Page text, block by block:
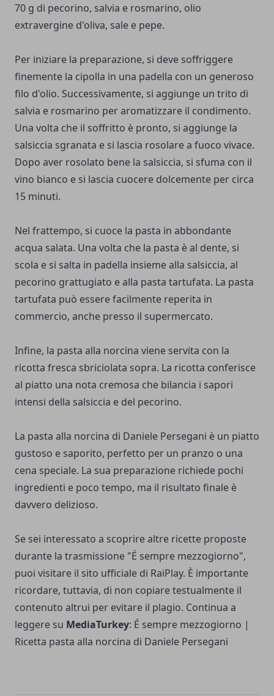
70 g di pecorino, salvia e rosmarino, olio
extravergine d'oliva, sale e pepe.
Per iniziare la preparazione, si deve soffriggere
finemente la cipolla in una padella con un generoso
filo d'olio. Successivamente, si aggiunge un trito di
salvia e rosmarino per aromatizzare il condimento.
Una volta che il soffritto è pronto, si aggiunge la
salsiccia sgranata e si lascia rosolare a fuoco vivace.
Dopo aver rosolato bene la salsiccia, si sfuma con il
vino bianco e si lascia cuocere dolcemente per circa
15 minuti.
Nel frattempo, si cuoce la pasta in abbondante
acqua salata. Una volta che la pasta è al dente, si
scola e si salta in padella insieme alla salsiccia, al
pecorino grattugiato e alla pasta tartufata. La pasta
tartufata può essere facilmente reperita in
commercio, anche presso il supermercato.
Infine, la pasta alla norcina viene servita con la
ricotta fresca sbriciolata sopra. La ricotta conferisce
al piatto una nota cremosa che bilancia i sapori
intensi della salsiccia e del pecorino.
La pasta alla norcina di Daniele Persegani è un piatto
gustoso e saporito, perfetto per un pranzo o una
cena speciale. La sua preparazione richiede pochi
ingredienti e poco tempo, ma il risultato finale è
davvero delizioso.
Se sei interessato a scoprire altre ricette proposte
durante la trasmissione "É sempre mezzogiorno",
puoi visitare il sito ufficiale di RaiPlay. È importante
ricordare, tuttavia, di non copiare testualmente il
contenuto altrui per evitare il plagio. Continua a
leggere su MediaTurkey: É sempre mezzogiorno |
Ricetta pasta alla norcina di Daniele Persegani